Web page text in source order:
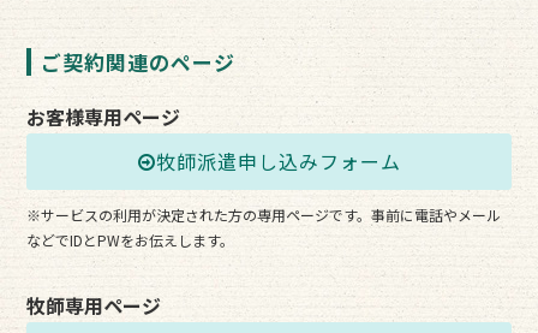
ご契約関連のページ
お客様専用ページ
牧師派遣申し込みフォーム
※サービスの利用が決定された方の専用ページです。事前に電話やメール
などでIDとPWをお伝えします。
牧師専用ページ